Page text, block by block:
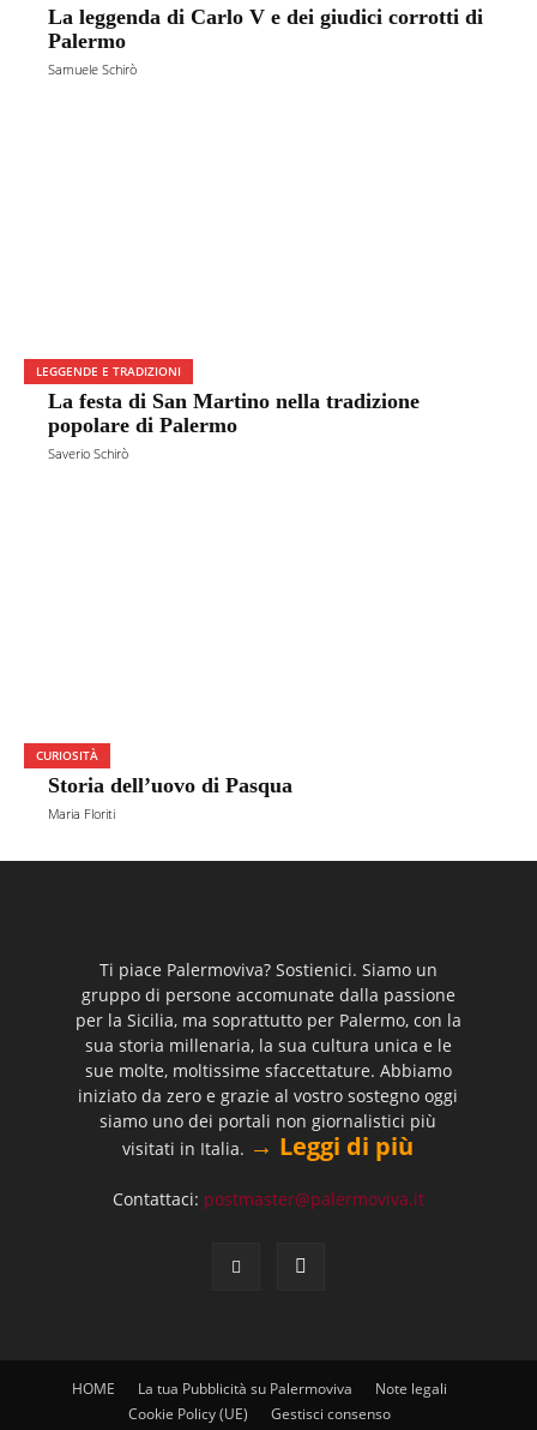
La leggenda di Carlo V e dei giudici corrotti di
Palermo
Samuele Schirò
LEGGENDE E TRADIZIONI
La festa di San Martino nella tradizione
popolare di Palermo
Saverio Schirò
CURIOSITÀ
Storia dell’uovo di Pasqua
Maria Floriti
Ti piace Palermoviva? Sostienici. Siamo un
gruppo di persone accomunate dalla passione
per la Sicilia, ma soprattutto per Palermo, con la
sua storia millenaria, la sua cultura unica e le
sue molte, moltissime sfaccettature. Abbiamo
iniziato da zero e grazie al vostro sostegno oggi
siamo uno dei portali non giornalistici più
visitati in Italia. → Leggi di più
Contattaci: postmaster@palermoviva.it
HOME La tua Pubblicità su Palermoviva
Note legali
Cookie Policy (UE)
Gestisci consenso